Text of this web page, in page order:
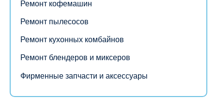
Ремонт кофемашин
Ремонт пылесосов
Ремонт кухонных комбайнов
Ремонт блендеров и миксеров
Фирменные запчасти и аксессуары